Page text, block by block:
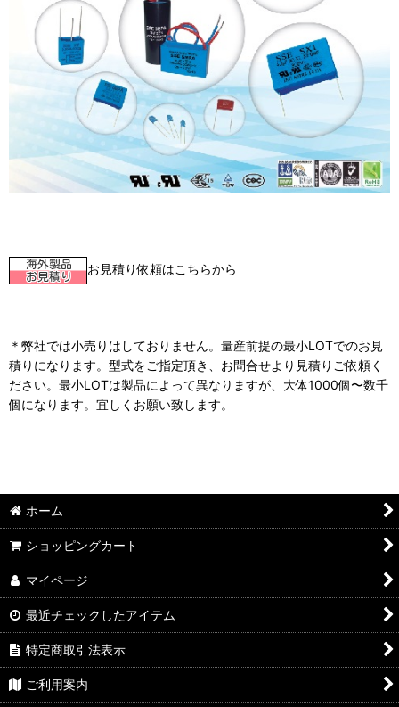
お見積り依頼はこちらから
＊弊社では小売りはしておりません。量産前提の最小LOTでのお見
積りになります。型式をご指定頂き、お問合せより見積りご依頼く
ださい。最小LOTは製品によって異なりますが、大体1000個〜数千
個になります。宜しくお願い致します。
ホーム
ショッピングカート
マイページ
最近チェックしたアイテム
特定商取引法表示
ご利用案内